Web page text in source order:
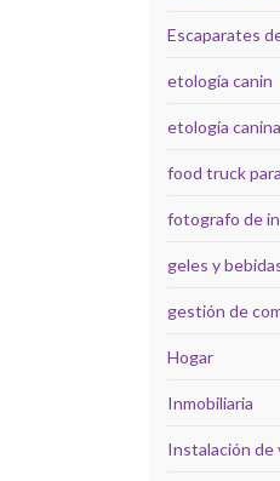
Escaparates
etología canin
etología canina
food truck
fotografo de
geles y
gestión de
Hogar
Inmobiliaria
Instalación de